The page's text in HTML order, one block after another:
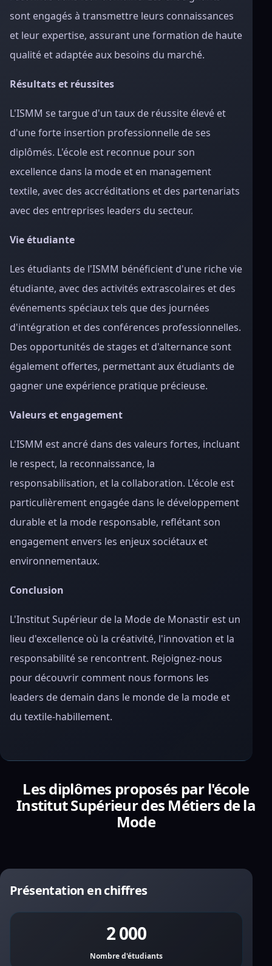
sont engagés à transmettre leurs connaissances
et leur expertise, assurant une formation de haute
qualité et adaptée aux besoins du marché.
Résultats et réussites
L'ISMM se targue d'un taux de réussite élevé et
d'une forte insertion professionnelle de ses
diplômés. L'école est reconnue pour son
excellence dans la mode et en management
textile, avec des accréditations et des partenariats
avec des entreprises leaders du secteur.
Vie étudiante
Les étudiants de l'ISMM bénéficient d'une riche vie
étudiante, avec des activités extrascolaires et des
événements spéciaux tels que des journées
d'intégration et des conférences professionnelles.
Des opportunités de stages et d'alternance sont
également offertes, permettant aux étudiants de
gagner une expérience pratique précieuse.
Valeurs et engagement
L'ISMM est ancré dans des valeurs fortes, incluant
le respect, la reconnaissance, la
responsabilisation, et la collaboration. L'école est
particulièrement engagée dans le développement
durable et la mode responsable, reflétant son
engagement envers les enjeux sociétaux et
environnementaux.
Conclusion
L'Institut Supérieur de la Mode de Monastir est un
lieu d'excellence où la créativité, l'innovation et la
responsabilité se rencontrent. Rejoignez-nous
pour découvrir comment nous formons les
leaders de demain dans le monde de la mode et
du textile-habillement.
Les diplômes proposés par l'école
Institut Supérieur des Métiers de la
Mode
Présentation en chiffres
2 000
Nombre d'étudiants